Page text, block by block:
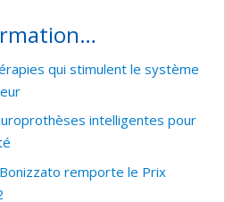
qui stimulent le système
intelligentes pour
remporte le Prix